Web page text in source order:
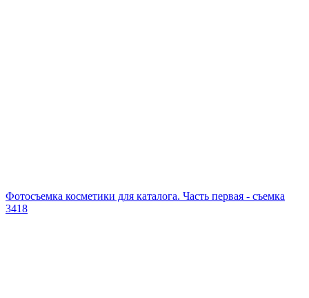
Фотосъемка косметики для каталога. Часть первая - съемка
3418